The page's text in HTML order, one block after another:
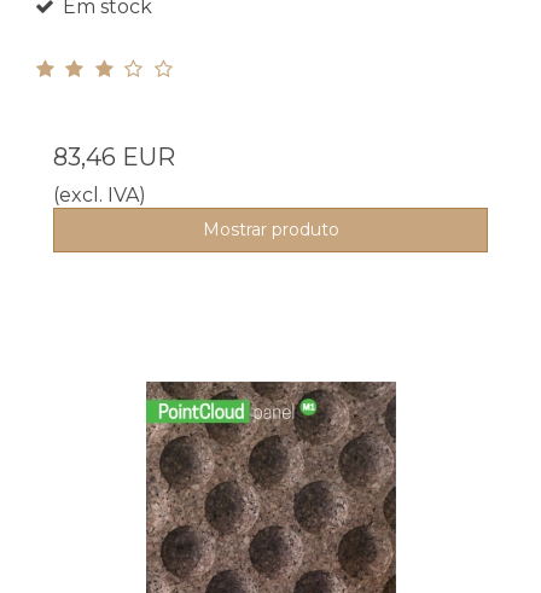
Em stock
83,46 EUR
(excl. IVA)
Mostrar produto